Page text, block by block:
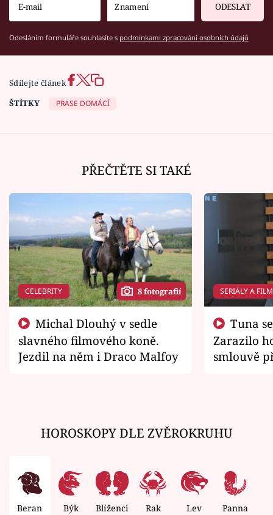
ODESLAT
Odesláním formuláře souhlasíte s podmínkami zpracování osobních údajů
Sdílejte článek
ŠTÍTKY
PRASE DOMÁCÍ
PŘEČTĚTE SI TAKÉ
CELEBRITY 8 fotografií
slavného filmového koně.
Jezdil na něm i Draco Malfoy
SERIÁLY A
Zarazilo
smlouvě
HOROSKOPY DLE ZVĚROKRUHU
Beran Býk Blíženci Rak Lev Panna